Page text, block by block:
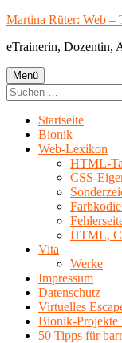
Springe
Inhalt
Martina Rüter: Web –
eTrainerin, Dozentin,
Primäres
Menü
Menü
Suchen
nach:
Startseite
Bionik
Web-Lexikon
HTML-
CSS-
HTML,
Vita
Werke
Impressum
Datenschutz
Virtuelles
Bionik-Projekte
50 Tipps für